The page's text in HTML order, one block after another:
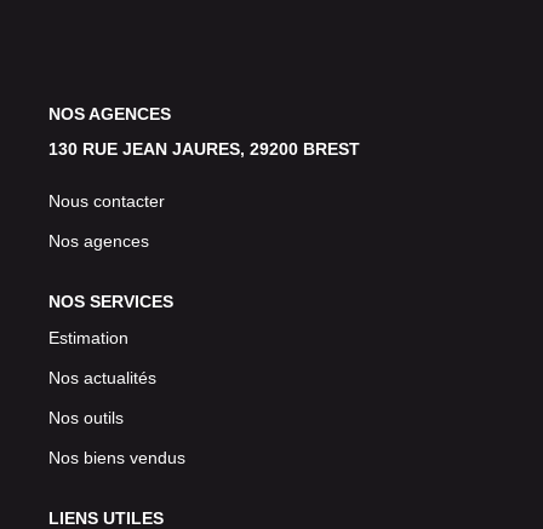
NOS AGENCES
130 RUE JEAN JAURES, 29200 BREST
Nous contacter
Nos agences
NOS SERVICES
Estimation
Nos actualités
Nos outils
Nos biens vendus
LIENS UTILES